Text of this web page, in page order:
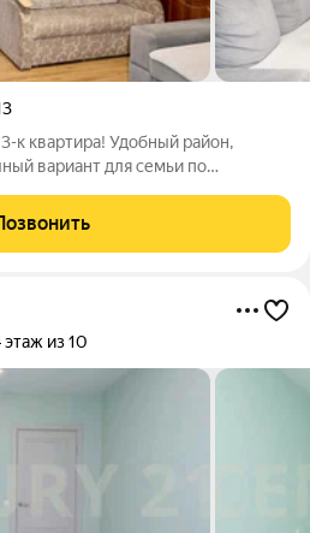
к квартира! Удобный район,
вариант для семьи по
этаж из 10